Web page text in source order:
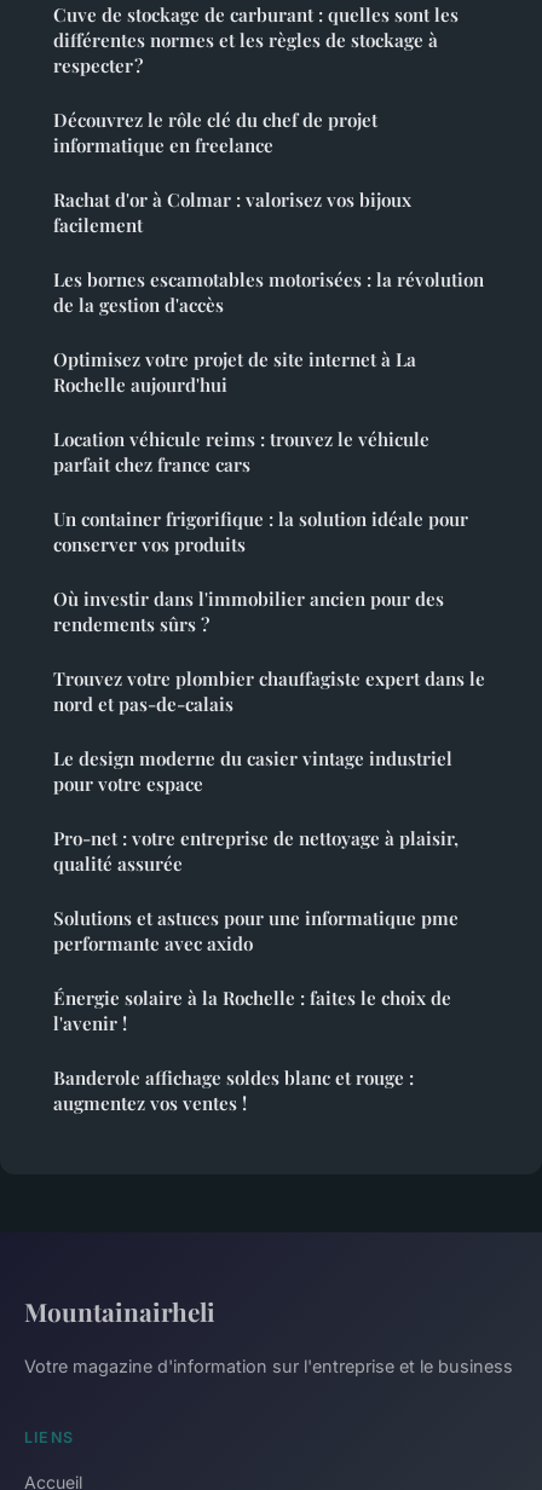
Cuve de stockage de carburant : quelles sont les
différentes normes et les règles de stockage à
respecter ?
Découvrez le rôle clé du chef de projet
informatique en freelance
Rachat d'or à Colmar : valorisez vos bijoux
facilement
Les bornes escamotables motorisées : la révolution
de la gestion d'accès
Optimisez votre projet de site internet à La
Rochelle aujourd'hui
Location véhicule reims : trouvez le véhicule
parfait chez france cars
Un container frigorifique : la solution idéale pour
conserver vos produits
Où investir dans l'immobilier ancien pour des
rendements sûrs ?
Trouvez votre plombier chauffagiste expert dans le
nord et pas-de-calais
Le design moderne du casier vintage industriel
pour votre espace
Pro-net : votre entreprise de nettoyage à plaisir,
qualité assurée
Solutions et astuces pour une informatique pme
performante avec axido
Énergie solaire à la Rochelle : faites le choix de
l'avenir !
Banderole affichage soldes blanc et rouge :
augmentez vos ventes !
Mountainairheli
Votre magazine d'information sur l'entreprise et le business
LIENS
Accueil